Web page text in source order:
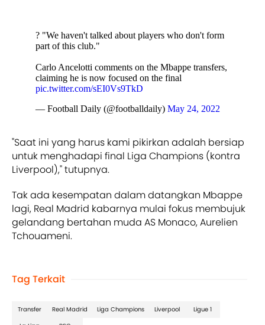
? "We haven't talked about players who don't form
part of this club."
Carlo Ancelotti comments on the Mbappe transfers,
claiming he is now focused on the final
pic.twitter.com/sEI0Vs9TkD
— Football Daily (@footballdaily) May 24, 2022
"Saat ini yang harus kami pikirkan adalah bersiap
untuk menghadapi final Liga Champions (kontra
Liverpool)," tutupnya.
Tak ada kesempatan dalam datangkan Mbappe
lagi, Real Madrid kabarnya mulai fokus membujuk
gelandang bertahan muda AS Monaco, Aurelien
Tchouameni.
Tag Terkait
Transfer Real Madrid Liga Champions Liverpool
Ligue 1